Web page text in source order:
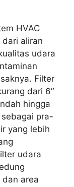
HVAC
aliran
udara
Filter
dari 6″
hingga
pra-
yang lebih
udara
dan area